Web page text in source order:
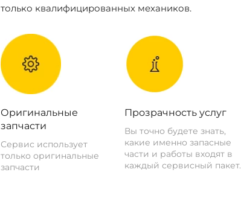
только квалифицированных механиков.
Оригинальные
запчасти
Сервис использует
только оригинальные
запчасти
Прозрачность услуг
Вы точно будете знать,
какие именно запасные
части и работы входят в
каждый сервисный пакет.